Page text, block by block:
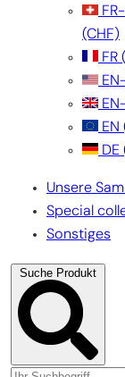
(CHF)
FR
EN
DE
Unsere
Special
Sonstiges
Suche Produkt